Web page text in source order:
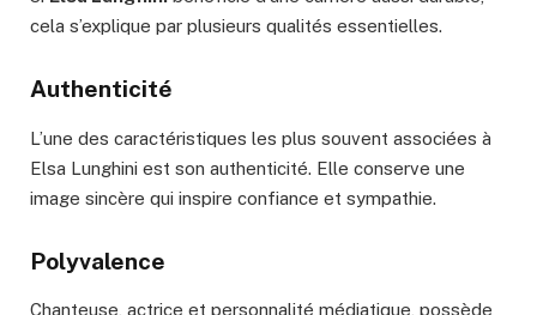
cela s’explique par plusieurs qualités essentielles.
Authenticité
L’une des caractéristiques les plus souvent associées à
Elsa Lunghini est son authenticité. Elle conserve une
image sincère qui inspire confiance et sympathie.
Polyvalence
Chanteuse, actrice et personnalité médiatique, possède